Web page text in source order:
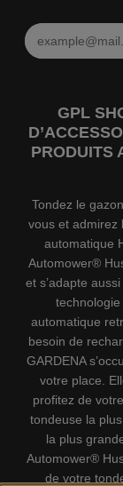
GPL
PRODUITS
Tondez le
vous et admirez
automatique
Automower®
et s’adapte
automatique
besoin de
GARDENA
votre place.
profitez de
tondeuse la
la plus
Automower®
de votre